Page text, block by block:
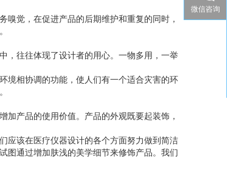
觉，在促进产品的后期维护和重复的同时，
，往往体现了设计者的用心。一物多用，一举
境相协调的功能，使人们有一个适合灾害的环
产品的使用价值。产品的外观既要起装饰，
应该在医疗仪器设计的各个方面努力做到简洁
图通过增加肤浅的美学细节来修饰产品。我们
微信咨询